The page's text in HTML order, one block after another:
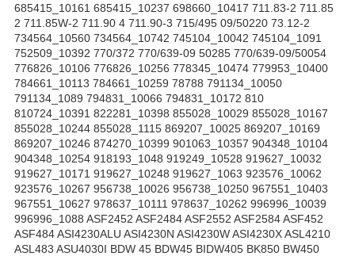
685415_10161 685415_10237 698660_10417 711.83-2 711.85
2 711.85W-2 711.90 4 711.90-3 715/495 09/50220 73.12-2
734564_10560 734564_10742 745104_10042 745104_1091
752509_10392 770/372 770/639-09 50285 770/639-09/50054
776826_10106 776826_10256 778345_10474 779953_10400
784661_10113 784661_10259 78788 791134_10050
791134_1089 794831_10066 794831_10172 810
810724_10391 822281_10398 855028_10029 855028_10167
855028_10244 855028_1115 869207_10025 869207_10169
869207_10246 874270_10399 901063_10357 904348_10104
904348_10254 918193_1048 919249_10528 919627_10032
919627_10171 919627_10248 919627_1063 923576_10062
923576_10267 956738_10026 956738_10250 967551_10403
967551_10627 978637_10111 978637_10262 996996_10039
996996_1088 ASF2452 ASF2484 ASF2552 ASF2584 ASF452
ASF484 ASI4230ALU ASI4230N ASI4230W ASI4230X ASL4210
ASL483 ASU4030I BDW 45 BDW45 BIDW405 BK850 BW450